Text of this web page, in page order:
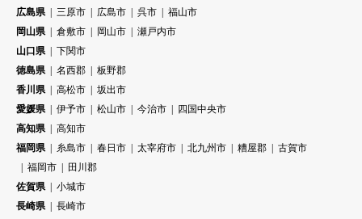
広島県
三原市 広島市 呉市
福山市
岡山県
倉敷市 岡山市
瀬戸内市
山口県
下関市
徳島県
名西郡
板野郡
香川県
高松市
坂出市
愛媛県
伊予市 松山市 今治市
四国中央市
高知県
高知市
福岡県
糸島市 春日市 太宰府市 北九州市 糟屋郡
古賀市
福岡市
田川郡
佐賀県
小城市
長崎県
長崎市